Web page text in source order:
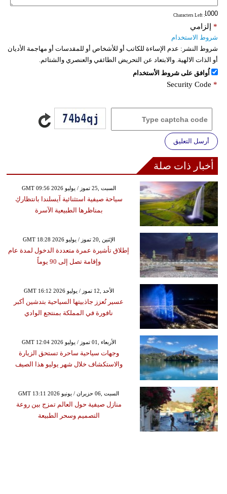
: Characters Left
إلزامي *
شروط الاستخدام
شروط النشر: عدم الإساءة للكاتب أو للأشخاص أو للمقدسات أو مهاجمة الأديان
أو الذات الالهية. والابتعاد عن التحريض الطائفي والعنصري والشتائم.
اُوافق على شروط الأستخدام
Security Code *
أرسل التعليق
أخبار ذات صلة
GMT 09:56 2026 السبت ,25 تموز / يوليو
سياحة صيفية استثنائية آيسلندا بانتظاركِ
بمناظرها الطبيعية الآسرة
GMT 18:28 2026 الإثنين ,20 تموز / يوليو
إطلاق تأشيرة عمرة متعددة الدخول لمدة عام
وإقامة تصل إلى 90 يوماً
GMT 16:12 2026 الأحد ,12 تموز / يوليو
عسير تُعزز جاذبيتها السياحية بتدشين أكبر
نافورة في المملكة بمنتجع الوادي
GMT 12:04 2026 الأربعاء ,01 تموز / يوليو
وجهات سياحية ساحرة تستحق الزيارة
والاستكشاف خلال شهر يوليو هذا الصيف
GMT 13:11 2026 السبت ,06 حزيران / يونيو
منازل صيفية حول العالم تمزج بين روعة
التصميم وسحر الطبيعة